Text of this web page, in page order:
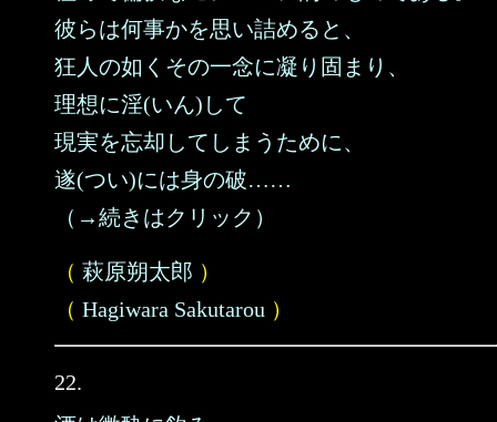
彼らは何事かを思い詰めると、
狂人の如くその一念に凝り固まり、
理想に淫(いん)して
現実を忘却してしまうために、
遂(つい)には身の破……
（→続きはクリック）
（ 萩原朔太郎 ）
（ Hagiwara Sakutarou ）
22.